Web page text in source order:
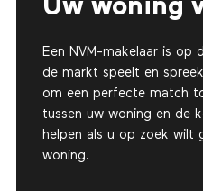
Uw woning
Een NVM-makelaar is op
de markt speelt en
om een perfecte match
tussen uw woning en de
helpen als u op zoek wilt
woning.